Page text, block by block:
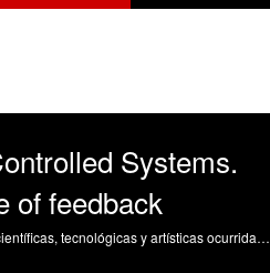
Systems.
of feedback
Divulgación de las actividades científicas, tecnológicas y artísticas ocurridas en los tres campus de la UPV